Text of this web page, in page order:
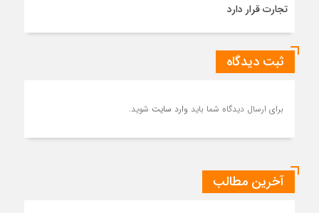
تجارت قرار دارد
ثبت دیدگاه
برای ارسال دیدگاه شما باید وارد سایت شوید.
آخرین مطالب